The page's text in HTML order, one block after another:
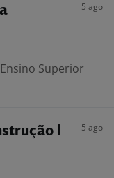
5 ago
Ensino Superior
|
5 ago